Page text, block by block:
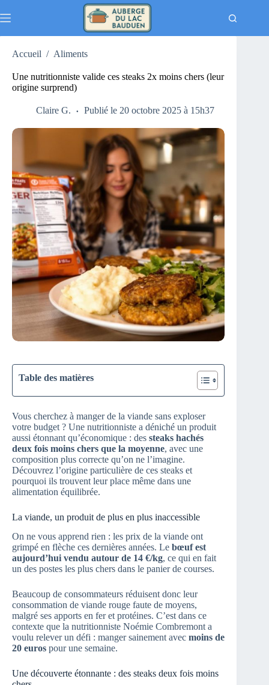
au
Accueil / Aliments
Une nutritionniste valide ces steaks 2x moins chers (leur
origine surprend)
Claire G. Publié le 20 octobre 2025 à 15h37
Table des matières
Vous cherchez à manger de la viande sans exploser
votre budget ? Une nutritionniste a déniché un produit
aussi étonnant qu’économique : des steaks hachés
deux fois moins chers que la moyenne, avec une
composition plus correcte qu’on ne l’imagine.
Découvrez l’origine particulière de ces steaks et
pourquoi ils trouvent leur place même dans une
alimentation équilibrée.
La viande, un produit de plus en plus inaccessible
On ne vous apprend rien : les prix de la viande ont
grimpé en flèche ces dernières années. Le bœuf est
aujourd’hui vendu autour de 14 €/kg, ce qui en fait
un des postes les plus chers dans le panier de courses.
Beaucoup de consommateurs réduisent donc leur
consommation de viande rouge faute de moyens,
malgré ses apports en fer et protéines. C’est dans ce
contexte que la nutritionniste Noémie Combremont a
voulu relever un défi : manger sainement avec moins de
20 euros pour une semaine.
Une découverte étonnante : des steaks deux fois moins